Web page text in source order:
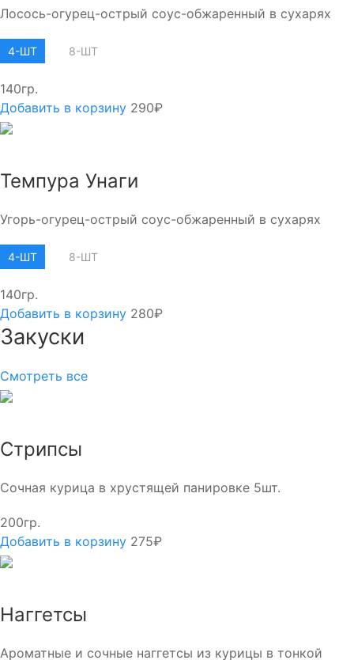
Лосось-огурец-острый соус-обжаренный в сухарях
4-ШТ 8-ШТ
140гр.
Добавить в корзину 290₽
Темпура Унаги
Угорь-огурец-острый соус-обжаренный в сухарях
4-ШТ 8-ШТ
140гр.
Добавить в корзину 280₽
Закуски
Смотреть все
Стрипсы
Сочная курица в хрустящей панировке 5шт.
200гр.
Добавить в корзину 275₽
Наггетсы
Ароматные и сочные наггетсы из курицы в тонкой